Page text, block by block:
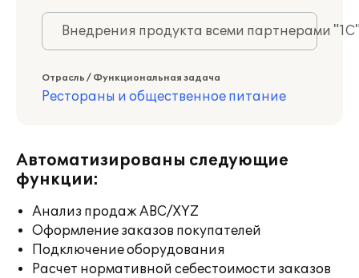
Внедрения продукта всеми партнерами
Отрасль / Функциональная задача
Рестораны и общественное питание
Автоматизированы следующие
функции:
Анализ продаж ABC/XYZ
Оформление заказов покупателей
Подключение оборудования
Расчет нормативной себестоимости заказов